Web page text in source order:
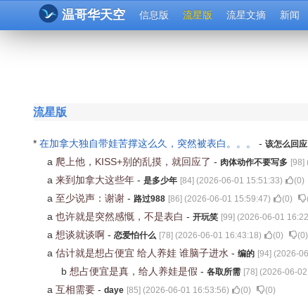
温哥华天空 信息版 流星版 流星文摘 新闻
流星版
* 在加拿大独自带娃苦撑这么久，突然被表白。。。 - 该怎么回应
a 爬上他，KISS+别的乱摸，就回应了 - 肉体动作不要写多 [98]
a 来到加拿大这些年 - 是多少年 [84] (2026-06-01 15:51:33) (0)
a 至少说声：谢谢 - 路过988 [86] (2026-06-01 15:59:47) (0)
a 也许就是突然感慨，不是表白 - 开玩笑 [99] (2026-06-01
a 想谈就谈啊 - 恋爱怕什么 [78] (2026-06-01 16:43:18) (0) (0)
a 估计就是想占便宜 给人养娃 谁脑子进水 - 编的 [94] (2026-
b 想占便宜是真，给人养娃是假 - 各取所需 [78] (2026-06-
a 互相需要 - daye [85] (2026-06-01 16:53:56) (0) (0)